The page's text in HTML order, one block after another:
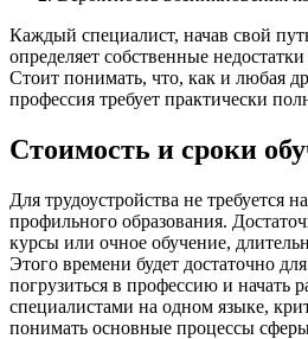
Каждый специалист, начав свой
определяет собственные
Стоит понимать, что, как и любая
профессия требует практически
Стоимость и сроки
Для трудоустройства не требуется
профильного образования.
курсы или очное обучение,
Этого времени будет достаточно
погрузиться в профессию и начать
специалистами на одном языке,
понимать основные процессы